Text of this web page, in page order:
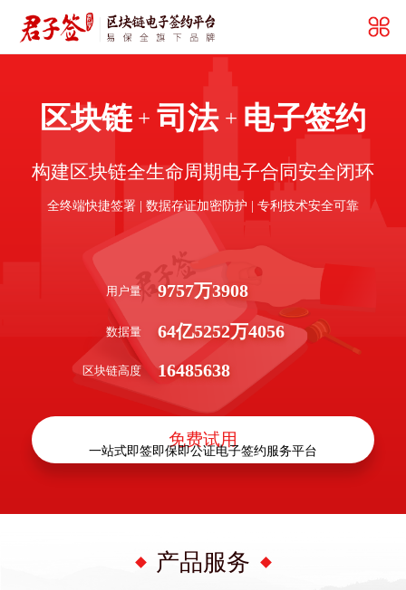
区块链 + 司法 + 电子签约
构建区块链全生命周期电子合同安全闭环
全终端快捷签署 | 数据存证加密防护 | 专利技术安全可靠
用户量 9757万3908
数据量 64亿5252万4056
区块链高度 16485638
免费试用
产品服务
一站式即签即保即公证电子签约服务平台